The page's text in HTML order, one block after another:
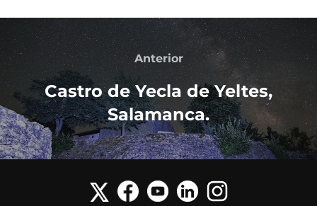
Anterior
Castro de Yecla de Yeltes,
Salamanca.